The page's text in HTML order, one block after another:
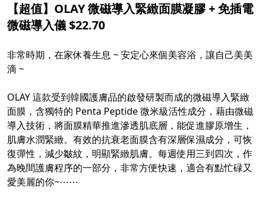
【超值】OLAY 微磁導入緊緻面膜凝膠 + 免插電
微磁導入儀 $22.70
非常時期，在家休養生息 ~ 安定心來個美容浴，讓自己美美
滴 ~
OLAY 這款受到韓國護膚品的啟發研製而成的微磁導入緊緻
面膜，含獨特的 Penta Peptide 微米級活性成分，藉由微磁
導入技術，將面膜精華推進滲透肌底層，能促進膠原增生，
肌膚水潤緊緻。有效的抗衰老面膜含有深層保濕成分，可恢
復彈性，減少皺紋，明顯緊緻肌膚。每週使用三到四次，作
為晚間護膚程序的一部分，非常方便快速，適合有點忙碌又
愛美麗的你~⋯⋯